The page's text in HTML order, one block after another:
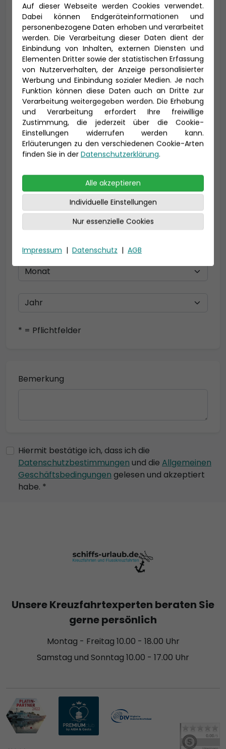
Titel
Vorname * Nachname *
E-Mail *
Telefon *
Geburtsdatum
* = Pflichtfelder
Bemerkung
Hiermit bestätige ich, dass ich die
Datenschutzbestimmungen und die Allgemeinen
Geschäftsbedingungen gelesen und akzeptiert
habe. *
Auf dieser Webseite werden Cookies verwendet.
Dabei können Endgeräteinformationen und
personenbezogene Daten erhoben und verarbeitet
werden. Die Verarbeitung dieser Daten dient der
Einbindung von Inhalten, externen Diensten und
Elementen Dritter sowie der statistischen Erfassung
von Nutzerverhalten, der Anzeige personalisierter
Werbung und Einbindung sozialer Medien. Je nach
Funktion können diese Daten auch an Dritte zur
Verarbeitung weitergegeben werden. Die Erhebung
und Verarbeitung erfordert Ihre freiwillige
Zustimmung, die jederzeit über die Cookie-
Einstellungen widerrufen werden kann.
Erläuterungen zu den verschiedenen Cookie-Arten
finden Sie in der Datenschutzerklärung.
Alle akzeptieren
Individuelle Einstellungen
Nur essenzielle Cookies
Impressum | Datenschutz | AGB
Unsere Kreuzfahrtexperten beraten Sie
gerne persönlich
Montag - Freitag 10.00 - 18.00 Uhr
Samstag und Sonntag 10.00 - 17.00 Uhr